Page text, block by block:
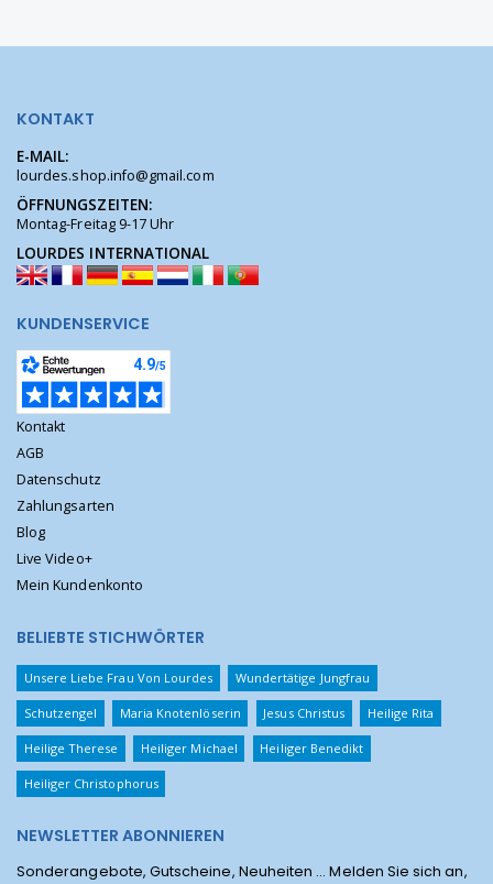
KONTAKT
E-MAIL:
lourdes.shop.info@gmail.com
ÖFFNUNGSZEITEN:
Montag-Freitag 9-17 Uhr
LOURDES INTERNATIONAL
KUNDENSERVICE
Kontakt
AGB
Datenschutz
Zahlungsarten
Blog
Live Video+
Mein Kundenkonto
BELIEBTE STICHWÖRTER
Unsere Liebe Frau Von Lourdes Wundertätige Jungfrau
Schutzengel Maria Knotenlöserin Jesus Christus Heilige Rita
Heilige Therese Heiliger Michael Heiliger Benedikt
Heiliger Christophorus
NEWSLETTER ABONNIEREN
Sonderangebote, Gutscheine, Neuheiten ... Melden Sie sich an,